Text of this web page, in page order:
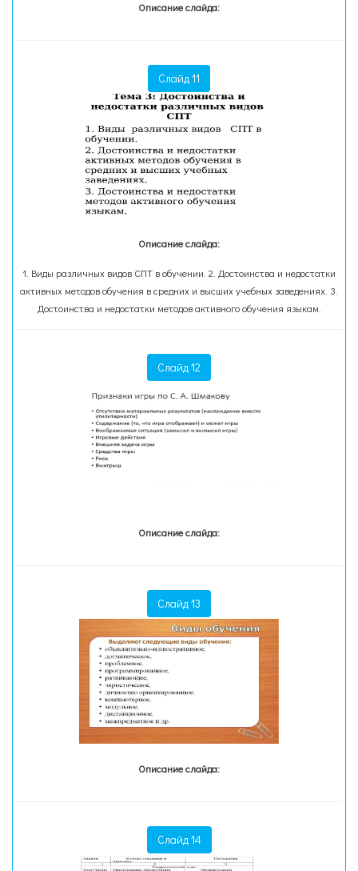
Описание слайда:
Слайд 11
Описание слайда:
1. Виды различных видов СПТ в обучении. 2. Достоинства и недостатки
активных методов обучения в средних и высших учебных заведениях. 3.
Достоинства и недостатки методов активного обучения языкам.
Слайд 12
Описание слайда:
Слайд 13
Описание слайда:
Слайд 14